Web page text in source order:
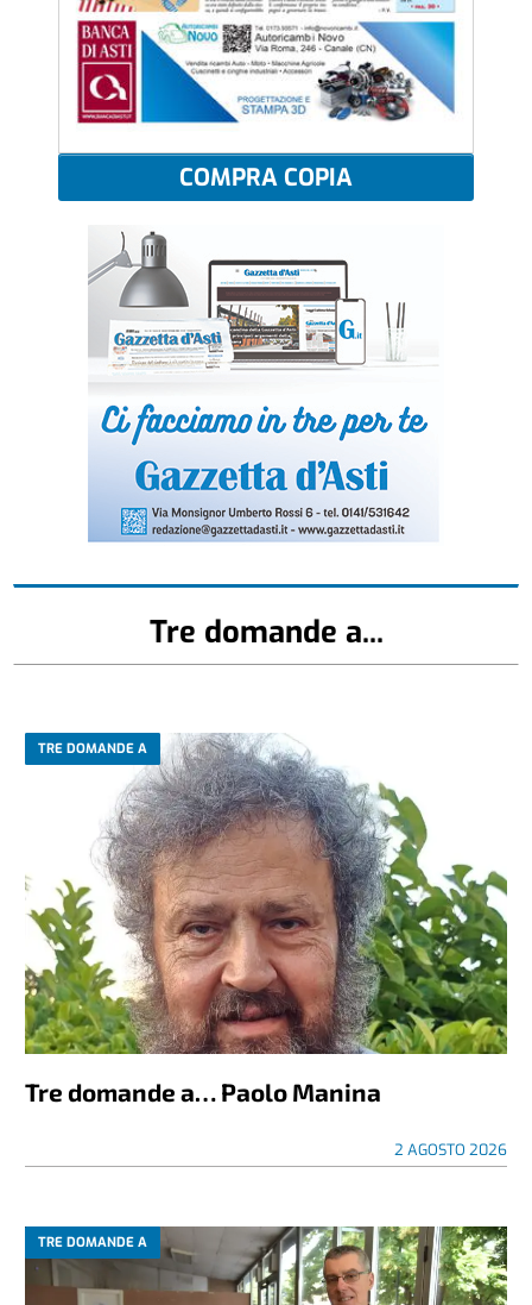
COMPRA COPIA
Tre domande a...
TRE DOMANDE A
Tre domande a… Paolo Manina
2 AGOSTO 2026
TRE DOMANDE A